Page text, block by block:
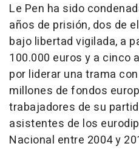
Le Pen ha sido
años de prisión, dos de
bajo libertad vigilada, a
100.000 euros y a cinco
por liderar una trama
millones de fondos
trabajadores de su
asistentes de los
Nacional entre 2004 y